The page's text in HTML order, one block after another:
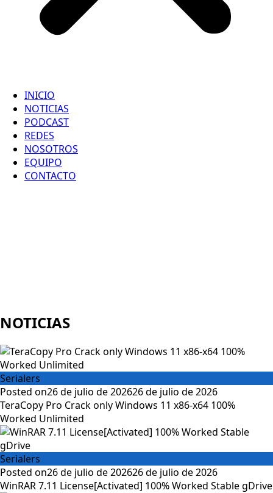
INICIO
NOTICIAS
PODCAST
REDES
NOSOTROS
EQUIPO
CONTACTO
NOTICIAS
Serialers
Posted on26 de julio de 202626 de julio de 2026
TeraCopy Pro Crack only Windows 11 x86-x64 100%
Worked Unlimited
Serialers
Posted on26 de julio de 202626 de julio de 2026
WinRAR 7.11 License[Activated] 100% Worked Stable gDrive